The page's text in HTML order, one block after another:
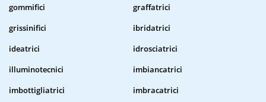
gommifici
graffatrici
grissinifici
ibridatrici
ideatrici
idrosciatrici
illuminotecnici
imbiancatrici
imbottigliatrici
imbracatrici